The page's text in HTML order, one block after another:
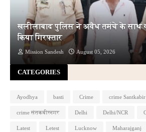
खलीलाबाद पुलिस ने अवैध तमंचे के साथ
किया गिरफ्तार
Mission Sandesh August 05, 2026
CATEGORIES
Ayodhya basti Crime crime
crime संतकबीरनगर Delhi Delhi/NCR
Latest Letest Lucknow Maharajganj